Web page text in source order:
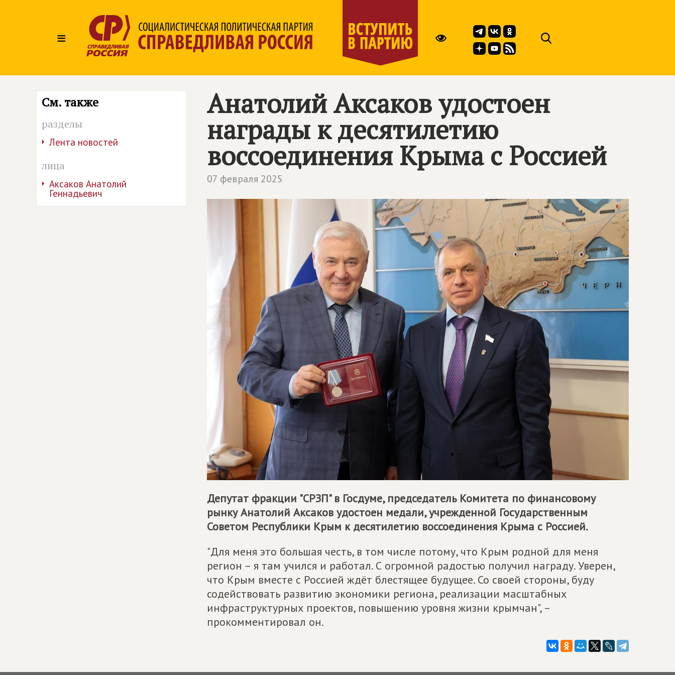
≡
См. также
разделы
Лента новостей
лица
Аксаков Анатолий
Геннадьевич
Анатолий Аксаков удостоен
награды к десятилетию
воссоединения Крыма с Россией
07 февраля 2025
Депутат фракции "СРЗП" в Госдуме, председатель Комитета по финансовому
рынку Анатолий Аксаков удостоен медали, учрежденной Государственным
Советом Республики Крым к десятилетию воссоединения Крыма с Россией.
"Для меня это большая честь, в том числе потому, что Крым родной для меня
регион – я там учился и работал. С огромной радостью получил награду. Уверен,
что Крым вместе с Россией ждёт блестящее будущее. Со своей стороны, буду
содействовать развитию экономики региона, реализации масштабных
инфраструктурных проектов, повышению уровня жизни крымчан", –
прокомментировал он.